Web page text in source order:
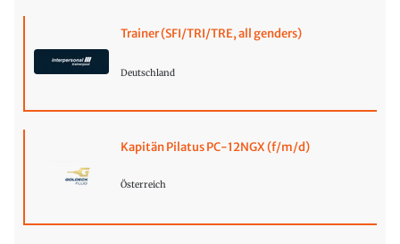
Trainer (SFI/TRI/TRE, all genders)
Deutschland
Kapitän Pilatus PC-12NGX (f/m/d)
Österreich